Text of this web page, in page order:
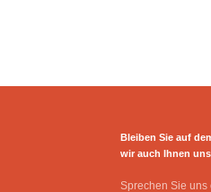
Bleiben Sie auf
wir auch Ihnen
Sprechen Sie uns